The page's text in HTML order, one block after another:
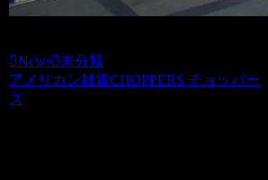
News
未分類
アメリカン雑貨CHOPPERS チョッパー
ズ